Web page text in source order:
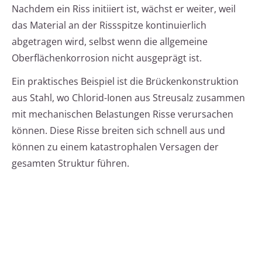
Nachdem ein Riss initiiert ist, wächst er weiter, weil
das Material an der Rissspitze kontinuierlich
abgetragen wird, selbst wenn die allgemeine
Oberflächenkorrosion nicht ausgeprägt ist.
Ein praktisches Beispiel ist die Brückenkonstruktion
aus Stahl, wo Chlorid-Ionen aus Streusalz zusammen
mit mechanischen Belastungen Risse verursachen
können. Diese Risse breiten sich schnell aus und
können zu einem katastrophalen Versagen der
gesamten Struktur führen.